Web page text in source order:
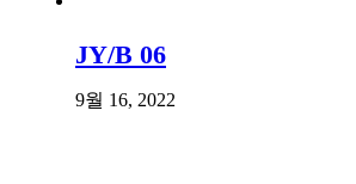
JY/B 06
9월 16, 2022